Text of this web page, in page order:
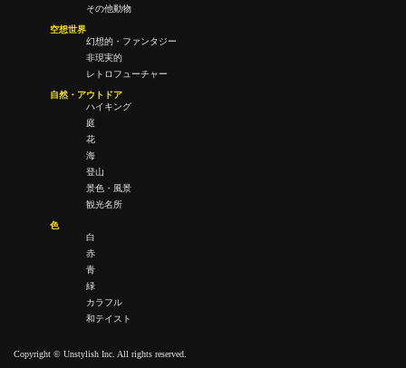
その他動物
空想世界
幻想的・ファンタジー
非現実的
レトロフューチャー
自然・アウトドア
ハイキング
庭
花
海
登山
景色・風景
観光名所
色
白
赤
青
緑
カラフル
和テイスト
Copyright © Unstylish Inc. All rights reserved.